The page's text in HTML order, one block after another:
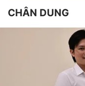
CHÂN DUNG